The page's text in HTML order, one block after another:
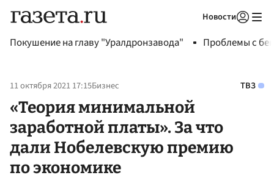
Новости
Покушение на главу "Уралдронзавода" Проблемы с
11 октября 2021 17:15Бизнес ТВЗ
«Теория минимальной
заработной платы». За что
дали Нобелевскую премию
по экономике